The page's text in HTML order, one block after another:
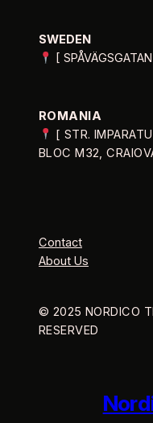
SWEDEN
[
ROMANIA
[ STR.
BLOC M32,
Contact
About Us
© 2025 NORDICO
RESERVED